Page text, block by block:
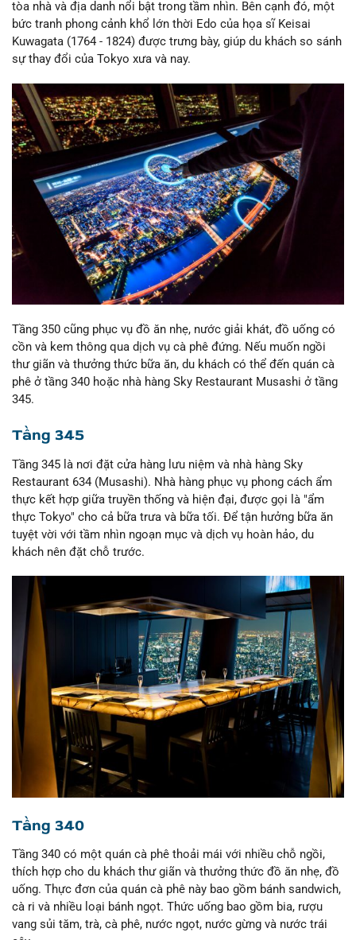
tòa nhà và địa danh nổi bật trong tầm nhìn. Bên cạnh đó, một
bức tranh phong cảnh khổ lớn thời Edo của họa sĩ Keisai
Kuwagata (1764 - 1824) được trưng bày, giúp du khách so sánh
sự thay đổi của Tokyo xưa và nay.
Tầng 350 cũng phục vụ đồ ăn nhẹ, nước giải khát, đồ uống có
cồn và kem thông qua dịch vụ cà phê đứng. Nếu muốn ngồi
thư giãn và thưởng thức bữa ăn, du khách có thể đến quán cà
phê ở tầng 340 hoặc nhà hàng Sky Restaurant Musashi ở tầng
345.
Tầng 345
Tầng 345 là nơi đặt cửa hàng lưu niệm và nhà hàng Sky
Restaurant 634 (Musashi). Nhà hàng phục vụ phong cách ẩm
thực kết hợp giữa truyền thống và hiện đại, được gọi là "ẩm
thực Tokyo" cho cả bữa trưa và bữa tối. Để tận hưởng bữa ăn
tuyệt vời với tầm nhìn ngoạn mục và dịch vụ hoàn hảo, du
khách nên đặt chỗ trước.
Tầng 340
Tầng 340 có một quán cà phê thoải mái với nhiều chỗ ngồi,
thích hợp cho du khách thư giãn và thưởng thức đồ ăn nhẹ, đồ
uống. Thực đơn của quán cà phê này bao gồm bánh sandwich,
cà ri và nhiều loại bánh ngọt. Thức uống bao gồm bia, rượu
vang sủi tăm, trà, cà phê, nước ngọt, nước gừng và nước trái